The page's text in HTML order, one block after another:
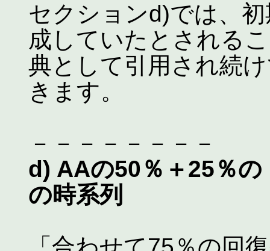
セクションd)では、
成していたとされる
典として引用され続
きます。
－－－－－－－－
d) AAの50％＋25％
の時系列